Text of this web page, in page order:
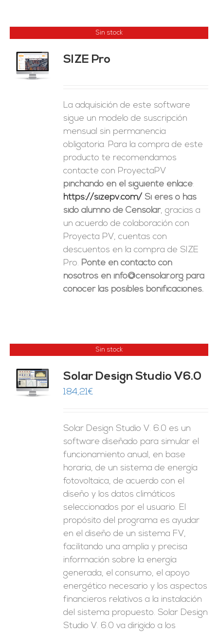
Sin stock
SIZE Pro
La adquisición de este software
sigue un modelo de suscripción
mensual sin permanencia
obligatoria. Para la compra de este
producto te recomendamos
contacte con ProyectaPV
pinchando en el siguiente enlace:
https://sizepv.com/ Si eres o has
sido alumno de Censolar, gracias a
un acuerdo de colaboración con
Proyecta PV, cuentas con
descuentos en la compra de SIZE
Pro. Ponte en contacto con
nosotros en info@censolar.org para
conocer las posibles bonificaciones.
Sin stock
Solar Design Studio V6.0
184,21€
Solar Design Studio V. 6.0 es un
software diseñado para simular el
funcionamiento anual, en base
horaria, de un sistema de energía
fotovoltaica, de acuerdo con el
diseño y los datos climáticos
seleccionados por el usuario. El
propósito del programa es ayudar
en el diseño de un sistema FV,
facilitando una amplia y precisa
información sobre la energía
generada, el consumo, el apoyo
energético necesario y los aspectos
financieros relativos a la instalación
del sistema propuesto. Solar Design
Studio V. 6.0 va dirigido a los